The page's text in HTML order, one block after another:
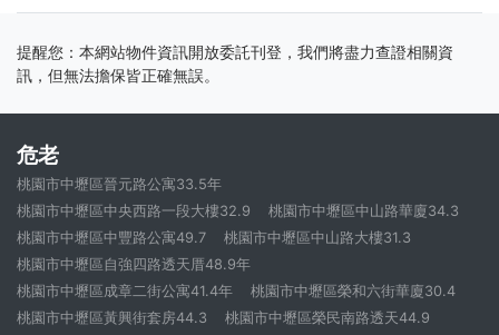
提醒您：本網站物件資訊開放委託刊登，我們將盡力查證相關資
訊，但無法擔保皆正確無誤。
危老
桃園市中壢區晉元路公寓33.5年
桃園市中壢區中央西路一段大樓32.9
桃園市中壢區中山路華廈34.3
桃園市中壢區中豐路公寓49.7
桃園市中壢區中山路大樓31.3
桃園市中壢區自強四路透天厝48.9年
桃園市中壢區成章二街公寓41.4年
桃園市中壢區榮和六街華廈30.4
桃園市中壢區黃興街套房44.3
桃園市中壢區榮民南路透天44.9